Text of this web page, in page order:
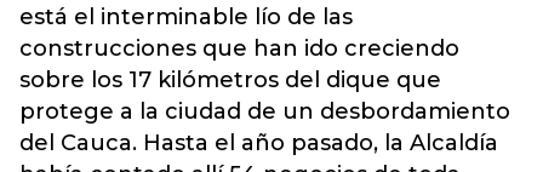
está el interminable lío de las
construcciones que han ido creciendo
sobre los 17 kilómetros del dique que
protege a la ciudad de un desbordamiento
del Cauca. Hasta el año pasado, la Alcaldía